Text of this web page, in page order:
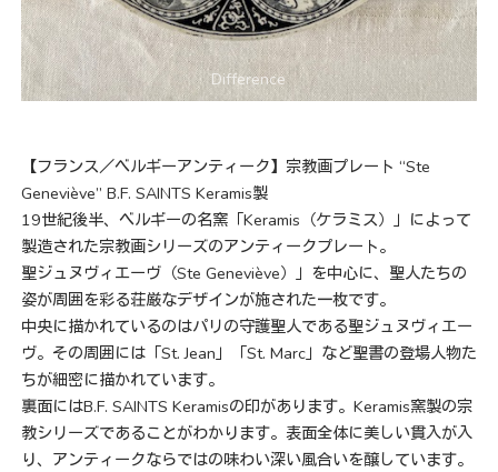
【フランス／ベルギーアンティーク】宗教画プレート “Ste
Geneviève” B.F. SAINTS Keramis製
19世紀後半、ベルギーの名窯「Keramis（ケラミス）」によって
製造された宗教画シリーズのアンティークプレート。
聖ジュヌヴィエーヴ（Ste Geneviève）」を中心に、聖人たちの
姿が周囲を彩る荘厳なデザインが施された一枚です。
中央に描かれているのはパリの守護聖人である聖ジュヌヴィエー
ヴ。その周囲には「St. Jean」「St. Marc」など聖書の登場人物た
ちが細密に描かれています。
裏面にはB.F. SAINTS Keramisの印があります。Keramis窯製の宗
教シリーズであることがわかります。表面全体に美しい貫入が入
り、アンティークならではの味わい深い風合いを醸しています。